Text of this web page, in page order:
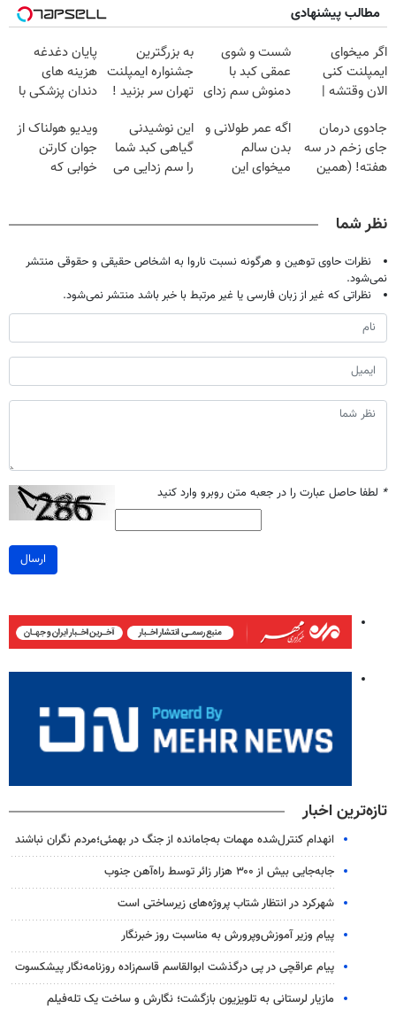
مطالب پیشنهادی
اگر میخوای
ایمپلنت کنی
الان وقتشه |
میلیون تومان!!!
شست و شوی
عمقی کبد با
دمنوش سم زدای
به بزرگترین
جشنواره ایمپلنت
تهران سر بزنید !
میلیون !
پایان دغدغه
هزینه های
دندان پزشکی با
خانگی
جادوی درمان
جای زخم در سه
هفته! (همین
اگه عمر طولانی و
بدن سالم
میخوای این
این نوشیدنی
گیاهی کبد شما
را سم زدایی می
ویدیو هولناک از
جوان کارتن
خوابی که
نظر شما
نظرات حاوی توهین و هرگونه نسبت ناروا به اشخاص حقیقی و حقوقی منتشر
نمی‌شود.
نظراتی که غیر از زبان فارسی یا غیر مرتبط با خبر باشد منتشر نمی‌شود.
* لطفا حاصل عبارت را در جعبه متن روبرو وارد کنید
ارسال
تازه‌ترین اخبار
انهدام کنترل‌شده مهمات به‌جامانده از جنگ در بهمئی؛مردم نگران نباشند
جابه‌جایی بیش از ۳۰۰ هزار زائر توسط راه‌آهن جنوب
شهرکرد در انتظار شتاب پروژه‌های زیرساختی است
پیام وزیر آموزش‌وپرورش به مناسبت روز خبرنگار
پیام عراقچی در پی درگذشت ابوالقاسم قاسم‌زاده روزنامه‌نگار پیشکسوت
مازیار لرستانی به تلویزیون بازگشت؛ نگارش و ساخت یک تله‌فیلم